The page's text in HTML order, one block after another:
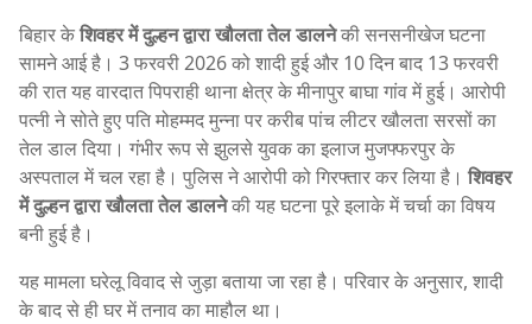
बिहार केशिवहर में दुल्हन द्वारा खौलता तेल डालनेकी सनसनीखेज घटना
सामने आई है। 3 फरवरी 2026 को शादी हुई और 10 दिन बाद 13 फरवरी
की रात यह वारदात पिपराही थाना क्षेत्र के मीनापुर बाघा गांव में हुई। आरोपी
पत्नी ने सोते हुए पति मोहम्मद मुन्ना पर करीब पांच लीटर खौलता सरसों का
तेल डाल दिया। गंभीर रूप से झुलसे युवक का इलाज मुजफ्फरपुर के
अस्पताल में चल रहा है। पुलिस ने आरोपी को गिरफ्तार कर लिया है।शिवहर
में दुल्हन द्वारा खौलता तेल डालनेकी यह घटना पूरे इलाके में चर्चा का विषय
बनी हुई है।
यह मामला घरेलू विवाद से जुड़ा बताया जा रहा है। परिवार के अनुसार, शादी
के बाद से ही घर में तनाव का माहौल था।